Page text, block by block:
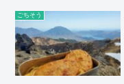
ごちそう